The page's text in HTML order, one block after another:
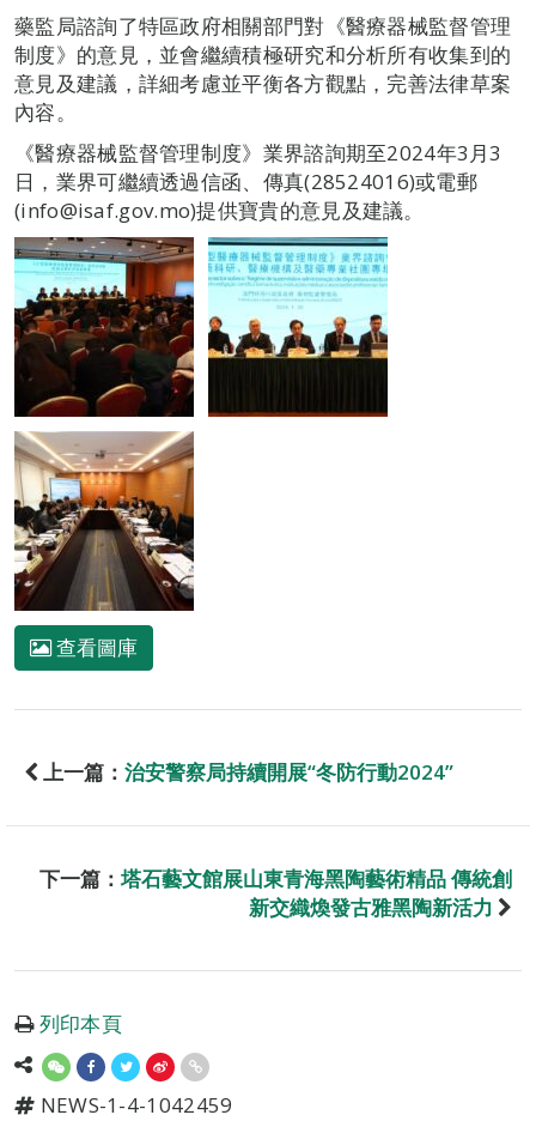
藥監局諮詢了特區政府相關部門對《醫療器械監督管理
制度》的意見，並會繼續積極研究和分析所有收集到的
意見及建議，詳細考慮並平衡各方觀點，完善法律草案
內容。
《醫療器械監督管理制度》業界諮詢期至2024年3月3
日，業界可繼續透過信函、傳真(28524016)或電郵
(info@isaf.gov.mo)提供寶貴的意見及建議。
查看圖庫
上一篇： 治安警察局持續開展“冬防行動2024”
下一篇： 塔石藝文館展山東青海黑陶藝術精品 傳統創
新交織煥發古雅黑陶新活力
列印本頁
NEWS-1-4-1042459